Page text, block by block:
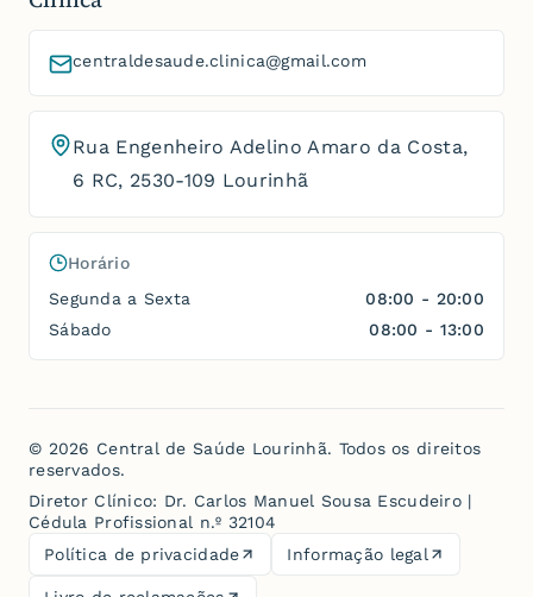
centraldesaude.clinica@gmail.com
Rua Engenheiro Adelino Amaro da Costa,
6 RC, 2530-109 Lourinhã
Horário
Segunda a Sexta
08:00 - 20:00
Sábado
08:00 - 13:00
© 2026 Central de Saúde Lourinhã. Todos os direitos
reservados.
Diretor Clínico: Dr. Carlos Manuel Sousa Escudeiro |
Cédula Profissional n.º 32104
Política de privacidade
Informação legal